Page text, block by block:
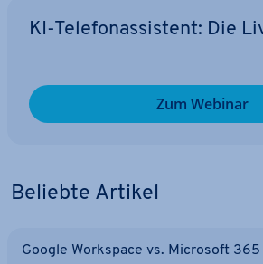
KI-Te­le­fon­as­sis­tent: Die
Zum Webinar
Beliebte Artikel
Google Workspace vs. Microsoft 365